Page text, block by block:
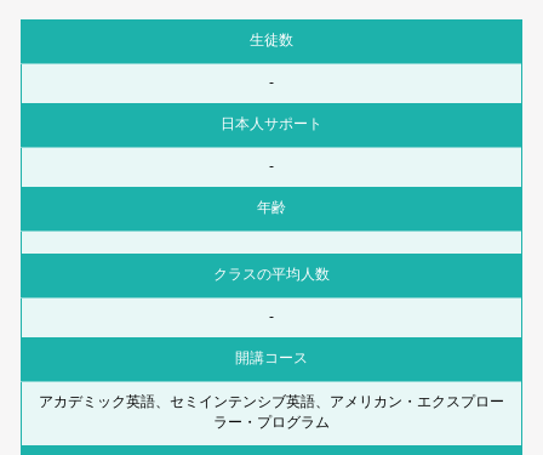
生徒数
-
日本人サポート
-
年齢
クラスの平均人数
-
開講コース
アカデミック英語、セミインテンシブ英語、アメリカン・エクスプロー
ラー・プログラム